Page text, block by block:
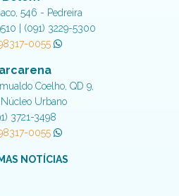
546 - Pedreira
| (091) 3229-5300
0055
Coelho, QD 9,
Urbano
3721-3498
0055
NOTÍCIAS